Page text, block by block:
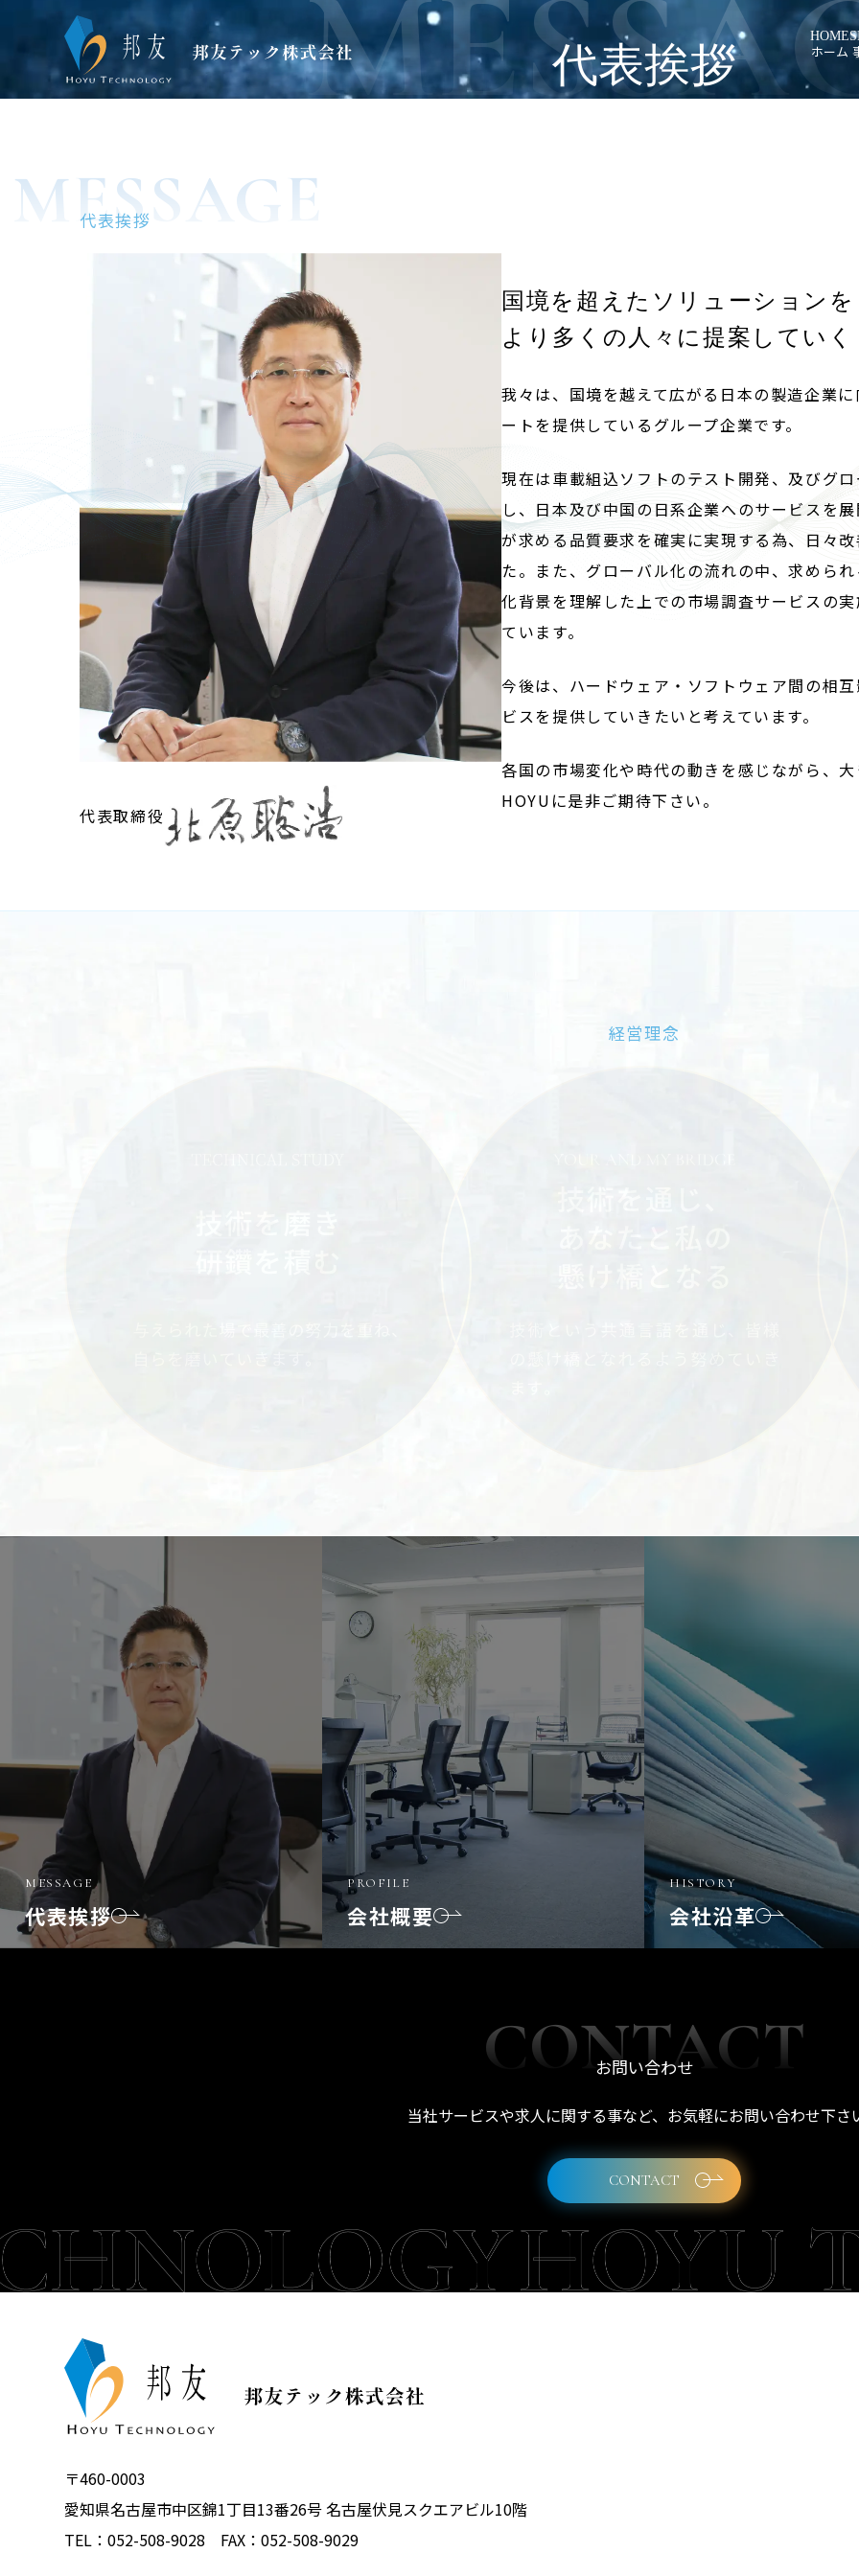
content 邦友テック株式会社
技術力で明るい未来を創造する。
ホーム
HOME
車載組込
代表挨拶
代表挨拶
MESSAGE
代表取締役
国境を超えたソリューションを
より多くの人々に提案していく
我々は、国境を越えて広がる日本の製造企業
ートを提供しているグループ企業です。
現在は車載組込ソフトのテスト開発、及びグ
し、日本及び中国の日系企業へのサービスを
が求める品質要求を確実に実現する為、日々
た。また、グローバル化の流れの中、求めら
化背景を理解した上での市場調査サービスの
ています。
今後は、ハードウェア・ソフトウェア間の相
ビスを提供していきたいと考えています。
各国の市場変化や時代の動きを感じながら、
HOYUに是非ご期待下さい。
経営理念
MESSAGE
代表挨拶
PROFILE
会社概要
HISTORY
会社沿革
お問い合わせ
当社サービスや求人に関する事など、お気軽にお問い合わせ下さ
CONTACT
〒460-0003
愛知県名古屋市中区錦1丁目13番26号 名古屋伏見スクエアビル10階
TEL：052-508-9028 FAX：052-508-9029